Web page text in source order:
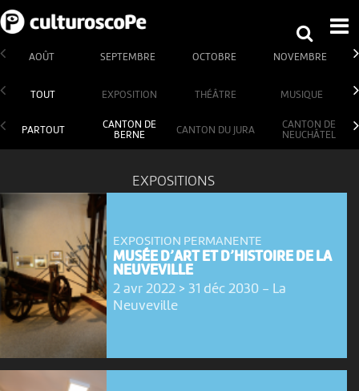
AOÛT SEPTEMBRE OCTOBRE NOVEMBRE
TOUT EXPOSITION THÉÂTRE MUSIQUE
PARTOUT
CANTON DE
BERNE
CANTON DU JURA
CANTON DE
NEUCHÂTEL
EXPOSITIONS
EXPOSITION PERMANENTE
MUSÉE D’ART ET D’HISTOIRE DE LA
NEUVEVILLE
2 avr 2022 > 31 déc 2030- La
Neuveville